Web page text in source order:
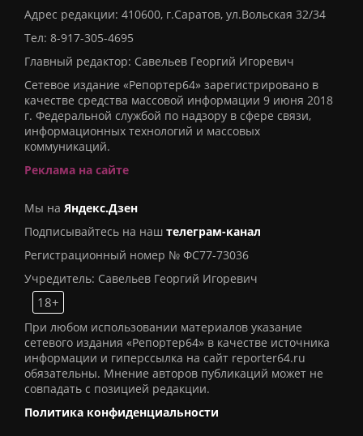
Адрес редакции: 410600, г.Саратов, ул.Вольская 32/34
Тел: 8-917-305-4695
Главный редактор: Савельев Георгий Игоревич
Сетевое издание «Репортер64» зарегистрировано в
качестве средства массовой информации 9 июня 2018
г. Федеральной службой по надзору в сфере связи,
информационных технологий и массовых
коммуникаций.
Реклама на сайте
Мы на Яндекс.Дзен
Подписывайтесь на наш телеграм-канал
Регистрационный номер № ФС77-73036
Учредитель: Савельев Георгий Игоревич
18+
При любом использовании материалов указание
сетевого издания «Репортер64» в качестве источника
информации и гиперссылка на сайт reporter64.ru
обязательны. Мнение авторов публикаций может не
совпадать с позицией редакции.
Политика конфиденциальности